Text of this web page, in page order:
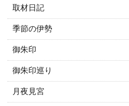
取材日記
季節の伊勢
御朱印
御朱印巡り
月夜見宮